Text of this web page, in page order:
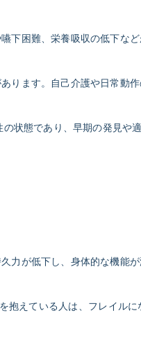
困難、栄養吸収の低下など
ます。自己介護や日常動作
状態であり、早期の発見や
が低下し、身体的な機能
えている人は、フレイル